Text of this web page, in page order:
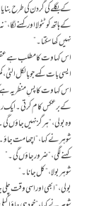
کے بگلے کی گردن کی طرح
کے ہاتھ کو ٹٹولا اور کہنے
نہیں کھا سکتا۔”
اس کہاوت کا مطلب ہے
ایسی بات کہے جو بالکل
اس کہاوت کا پسِ منظر یہ
کے برعکس کام کرتی۔ ایک
وہ بولی، “ہرگز نہیں جاؤں
شوہر نے کہا، “اچھا مت
کہنے لگی، “ضرور جاؤں گی۔”
شوہر بولا، “کل جانا۔”
بولی، “ابھی اور اسی وقت